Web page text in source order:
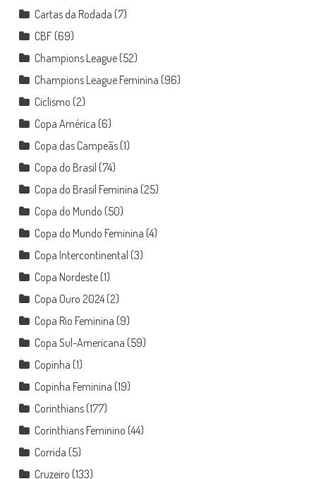
Cartas da Rodada (7)
CBF(69)
Champions League(52)
Champions League Feminina (96)
Ciclismo (2)
Copa América (6)
Copa das Campeãs(1)
Copa do Brasil (74)
Copa do Brasil Feminina (25)
Copa do Mundo (50)
Copa do Mundo Feminina (4)
Copa Intercontinental (3)
Copa Nordeste(1)
Copa Ouro 2024(2)
Copa Rio Feminina (9)
Copa Sul-Americana (59)
Copinha (1)
Copinha Feminina (19)
Corinthians(177)
Corinthians Feminino (44)
Corrida (5)
Cruzeiro (133)